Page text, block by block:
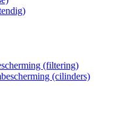
(filtering)
(cilinders)